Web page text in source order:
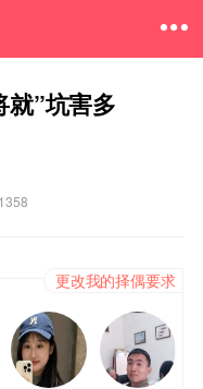
”坑害多
更改我的择偶要求